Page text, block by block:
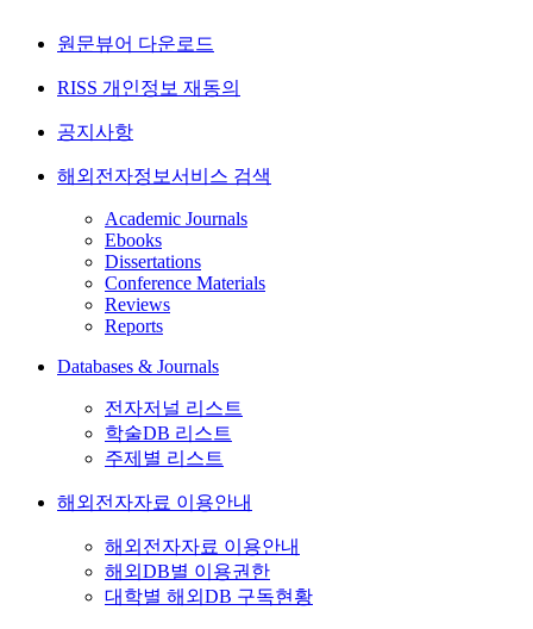
원문뷰어 다운로드
RISS 개인정보 재동의
공지사항
해외전자정보서비스 검색
Academic Journals
Ebooks
Dissertations
Conference Materials
Reviews
Reports
Databases & Journals
전자저널 리스트
학술DB 리스트
주제별 리스트
해외전자자료 이용안내
해외전자자료 이용안내
해외DB별 이용권한
대학별 해외DB 구독현황